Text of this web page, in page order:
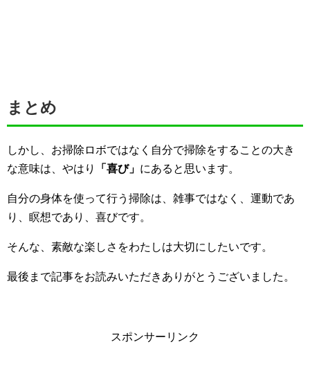
まとめ
しかし、お掃除ロボではなく自分で掃除をすることの大き
な意味は、やはり
「喜び」 にあると思います。
自分の身体を使って行う掃除は、雑事ではなく、運動であ
り、瞑想であり、喜びです。
そんな、素敵な楽しさをわたしは大切にしたいです。
最後まで記事をお読みいただきありがとうございました。
スポンサーリンク